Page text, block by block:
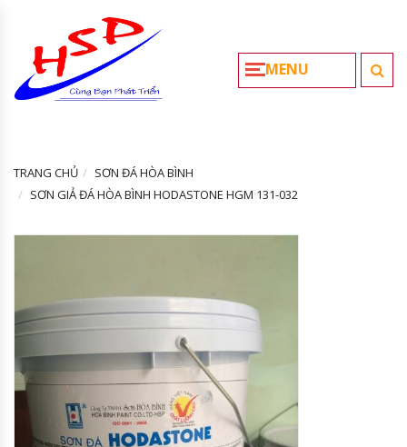
MENU
TRANG CHỦ
SƠN ĐÁ HÒA BÌNH
SƠN GIẢ ĐÁ HÒA BÌNH HODASTONE HGM 131-032